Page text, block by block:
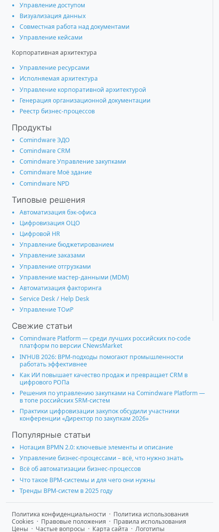
Управление доступом
Визуализация данных
Совместная работа над документами
Управление кейсами
Корпоративная архитектура
Управление ресурсами
Исполняемая архитектура
Управление корпоративной архитектурой
Генерация организационной документации
Реестр бизнес-процессов
Продукты
Comindware ЭДО
Comindware CRM
Comindware Управление закупками
Comindware Моё здание
Comindware NPD
Типовые решения
Автоматизация бэк-офиса
Цифровизация ОЦО
Цифровой HR
Управление бюджетированием
Управление заказами
Управление отгрузками
Управление мастер-данными (MDM)
Автоматизация факторинга
Service Desk / Help Desk
Управление ТОиР
Свежие статьи
Comindware Platform — среди лучших российских no-code
платформ по версии CNewsMarket
IN’HUB 2026: BPM-подходы помогают промышленности
работать эффективнее
Как ИИ повышает качество продаж и превращает CRM в
цифрового РОПа
Решения по управлению закупками на Comindware Platform —
в топе российских SRM-систем
Практики цифровизации закупок обсудили участники
конференции «Директор по закупкам 2026»
Популярные статьи
Нотация BPMN 2.0: ключевые элементы и описание
Управление бизнес-процессами – всё, что нужно знать
Всё об автоматизации бизнес-процессов
Что такое BPM-системы и для чего они нужны
Тренды BPM-систем в 2025 году
Политика конфиденциальности · Политика использования
Cookies · Правовые положения · Правила использования
Цены · Частые вопросы · Карта сайта · Логотипы